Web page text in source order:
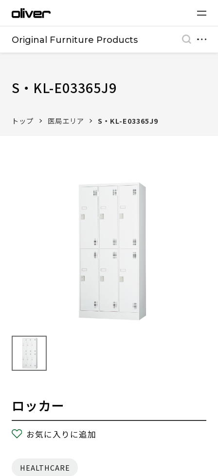
Original Furniture Products
S・KL-E03365J9
トップ 医局エリア S・KL-E03365J9
ロッカー
お気に入りに追加
HEALTHCARE